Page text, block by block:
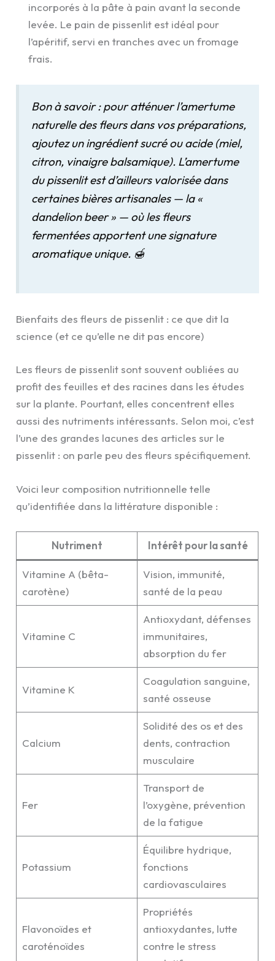
incorporés à la pâte à pain avant la seconde
levée. Le pain de pissenlit est idéal pour
l’apéritif, servi en tranches avec un fromage
frais.
Bon à savoir : pour atténuer l’amertume
naturelle des fleurs dans vos préparations,
ajoutez un ingrédient sucré ou acide (miel,
citron, vinaigre balsamique). L’amertume
du pissenlit est d’ailleurs valorisée dans
certaines bières artisanales — la «
dandelion beer » — où les fleurs
fermentées apportent une signature
aromatique unique. 🍯
Bienfaits des fleurs de pissenlit : ce que dit la
science (et ce qu’elle ne dit pas encore)
Les fleurs de pissenlit sont souvent oubliées au
profit des feuilles et des racines dans les études
sur la plante. Pourtant, elles concentrent elles
aussi des nutriments intéressants. Selon moi, c’est
l’une des grandes lacunes des articles sur le
pissenlit : on parle peu des fleurs spécifiquement.
Voici leur composition nutritionnelle telle
qu’identifiée dans la littérature disponible :
Nutriment Intérêt pour la santé
Vitamine A (bêta-
carotène)
Vision, immunité,
santé de la peau
Vitamine C
Antioxydant, défenses
immunitaires,
absorption du fer
Vitamine K
Coagulation sanguine,
santé osseuse
Calcium
Solidité des os et des
dents, contraction
musculaire
Fer
Transport de
l’oxygène, prévention
de la fatigue
Potassium
Équilibre hydrique,
fonctions
cardiovasculaires
Flavonoïdes et
caroténoïdes
Propriétés
antioxydantes, lutte
contre le stress